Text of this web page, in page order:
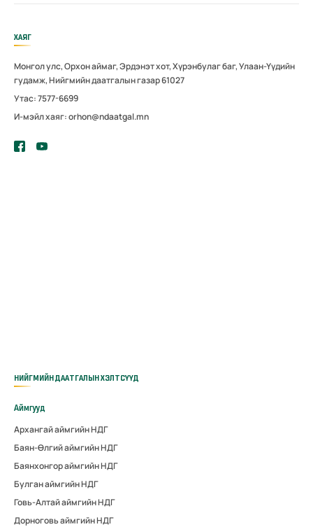
ХАЯГ
Монгол улс, Орхон аймаг, Эрдэнэт хот, Хүрэнбулаг баг, Улаан-Үүдийн
гудамж, Нийгмийн даатгалын газар 61027
Утас: 7577-6699
И-мэйл хаяг: orhon@ndaatgal.mn
НИЙГМИЙН ДААТГАЛЫН ХЭЛТСҮҮД
Аймгууд
Архангай аймгийн НДГ
Баян-Өлгий аймгийн НДГ
Баянхонгор аймгийн НДГ
Булган аймгийн НДГ
Говь-Алтай аймгийн НДГ
Дорноговь аймгийн НДГ